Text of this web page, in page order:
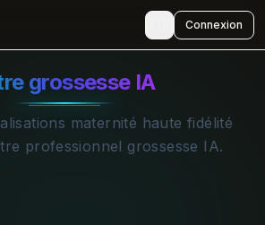
Connexion
grossesse IA
maternité haute fidélité
professionnel grossesse IA.